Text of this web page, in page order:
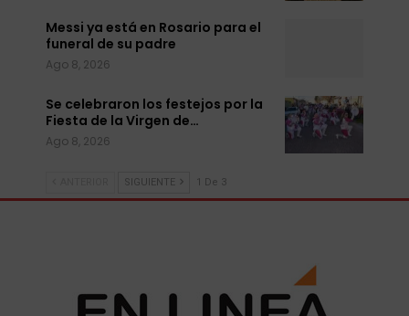
Messi ya está en Rosario para el
funeral de su padre
Ago 8, 2026
Se celebraron los festejos por la
Fiesta de la Virgen de…
Ago 8, 2026
SIGUIENTE 1 De 3